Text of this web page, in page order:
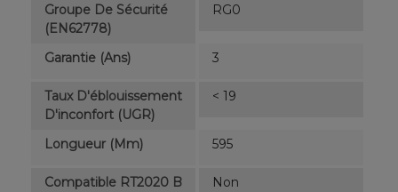
Groupe De Sécurité
(EN62778)
RG0
Garantie (ans) 3
Taux D'éblouissement
D'inconfort (UGR)
< 19
Longueur (mm) 595
Compatible RT2020 B
Non